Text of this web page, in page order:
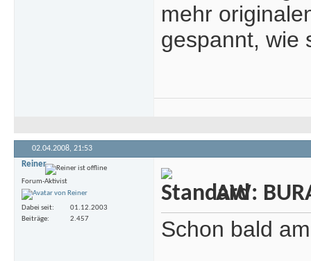
mehr
gespannt, wie
02.04.2008, 21:53
Reiner
Forum-Aktivist
Dabei seit
01.12.2003
Beiträge
2.457
AW:
Schon bald